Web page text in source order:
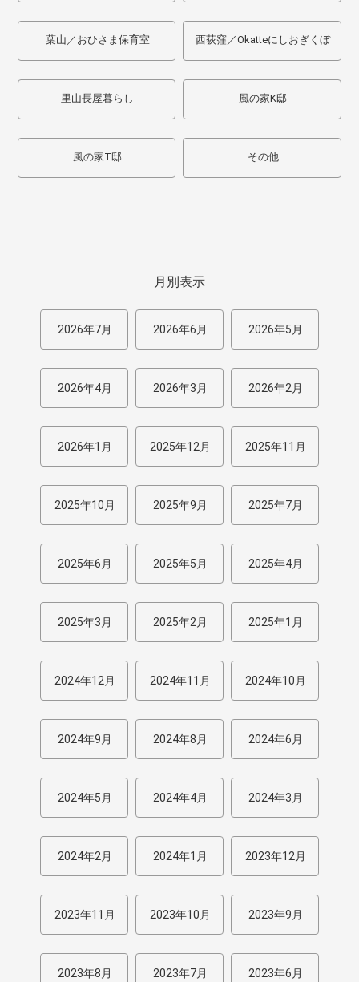
葉山／おひさま保育室 西荻窪／Okatteにしおぎくぼ
里山長屋暮らし 風の家K邸
風の家T邸 その他
月別表示
2026年7月 2026年6月 2026年5月
2026年4月 2026年3月 2026年2月
2026年1月 2025年12月 2025年11月
2025年10月 2025年9月 2025年7月
2025年6月 2025年5月 2025年4月
2025年3月 2025年2月 2025年1月
2024年12月 2024年11月 2024年10月
2024年9月 2024年8月 2024年6月
2024年5月 2024年4月 2024年3月
2024年2月 2024年1月 2023年12月
2023年11月 2023年10月 2023年9月
2023年8月 2023年7月 2023年6月